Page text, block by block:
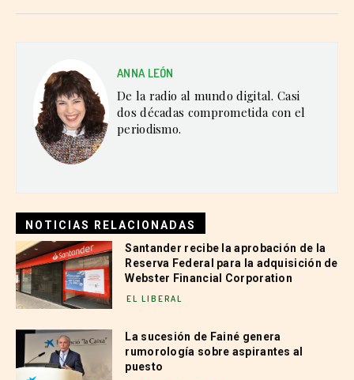
ANNA LEÓN
De la radio al mundo digital. Casi
dos décadas comprometida con el
periodismo.
NOTICIAS RELACIONADAS
Santander recibe la aprobación de la
Reserva Federal para la adquisición de
Webster Financial Corporation
EL LIBERAL
La sucesión de Fainé genera
rumorología sobre aspirantes al
puesto